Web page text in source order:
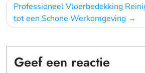
Professioneel Vloerbedekking
tot een Schone Werkomgeving
Geef een reactie